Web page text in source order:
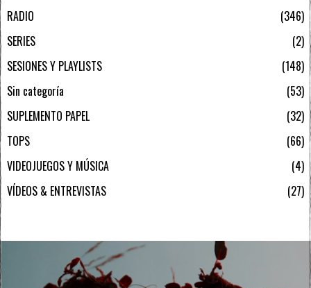
RADIO
346
SERIES
2
SESIONES Y PLAYLISTS
148
Sin categoría
53
SUPLEMENTO PAPEL
32
TOPS
66
VIDEOJUEGOS Y MÚSICA
4
VÍDEOS & ENTREVISTAS
27